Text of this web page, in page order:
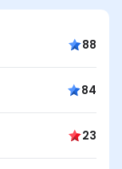
88
84
23